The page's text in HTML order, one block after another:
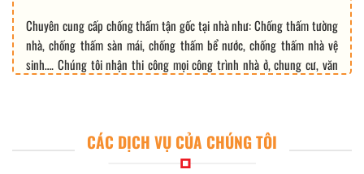
Chuyên cung cấp chống thấm tận gốc tại nhà như: Chống thấm tường
nhà, chống thấm sàn mái, chống thấm bể nước, chống thấm nhà vệ
sinh…. Chúng tôi nhận thi công mọi công trình nhà ở, chung cư, văn
CÁC DỊCH VỤ CỦA CHÚNG TÔI